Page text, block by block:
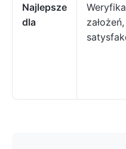
Najlepsze
dla